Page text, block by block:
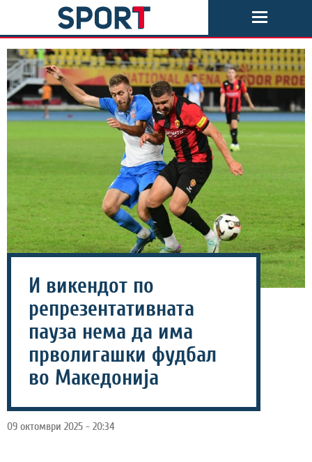
И викендот по
репрезентативната
пауза нема да има
прволигашки фудбал
во Македонија
09 октомври 2025 - 20:34